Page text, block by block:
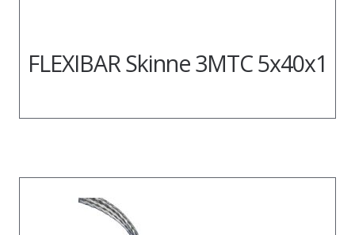
FLEXIBAR Skinne 3MTC 5x40x1